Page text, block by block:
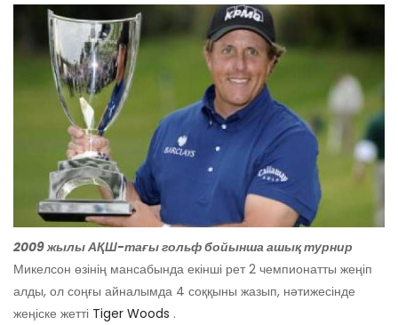
2009 жылы АҚШ-тағы гольф бойынша ашық турнир
Микелсон өзінің мансабында екінші рет 2 чемпионатты жеңіп
алды, ол соңғы айналымда 4 соққыны жазып, нәтижесінде
жеңіске жетті Tiger Woods .